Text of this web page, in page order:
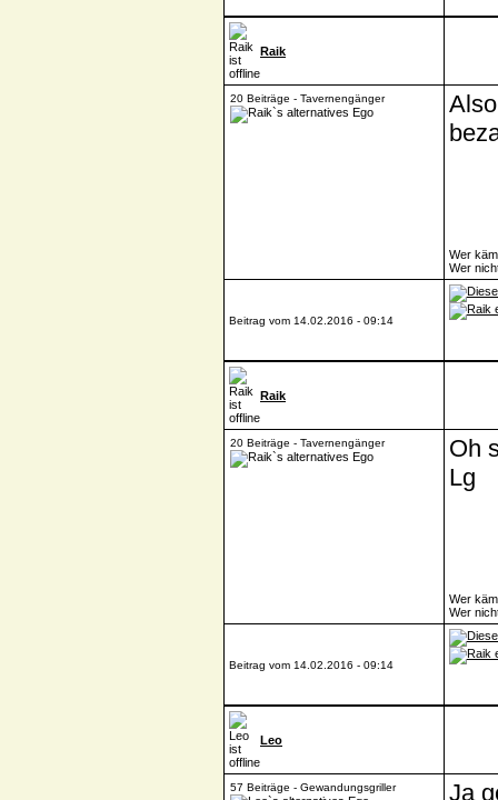
Raik
20 Beiträge - Tavernengänger
Wer
Wer
Beitrag vom 14.02.2016 - 09:14
Raik
20 Beiträge - Tavernengänger
Oh
Lg
Wer
Wer
Beitrag vom 14.02.2016 - 09:14
Leo
57 Beiträge - Gewandungsgriller Ja